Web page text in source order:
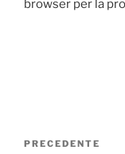
browser per la
Navigazione
Articolo
PRECEDENTE